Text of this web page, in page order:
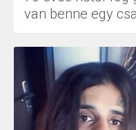
van benne egy